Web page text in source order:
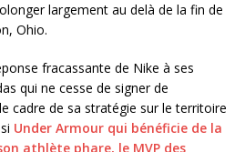
largement au delà de la fin de
Ohio.
fracassante de Nike à ses
qui ne cesse de signer de
cadre de sa stratégie sur le territoire
Under Armour qui bénéficie de la
athlète phare, le MVP des